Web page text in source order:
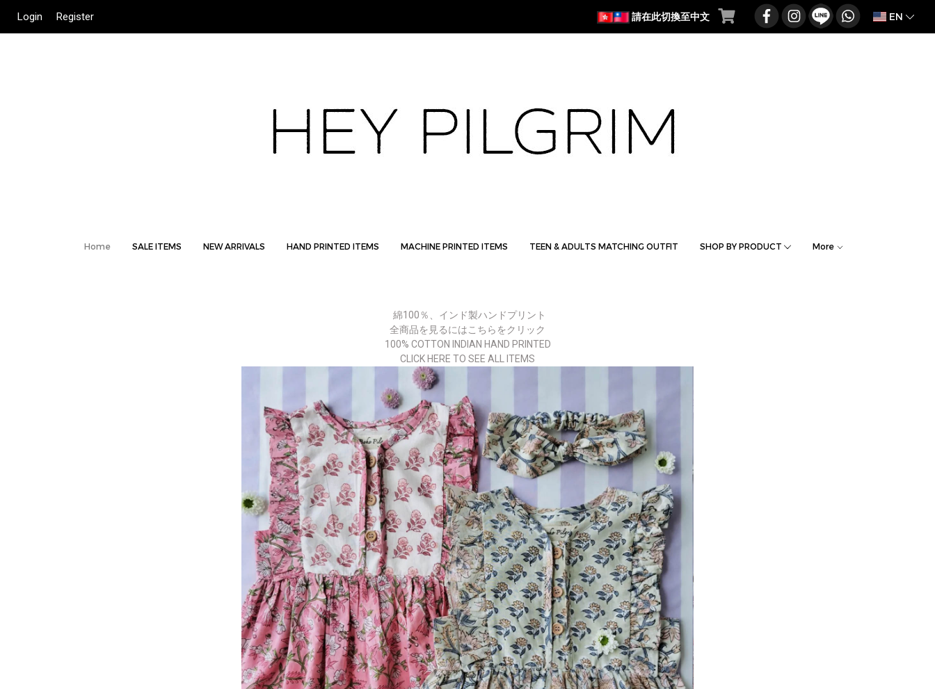
Login Register 請在此切換至中文 EN
Home SALE ITEMS NEW ARRIVALS HAND PRINTED ITEMS MACHINE PRINTED ITEMS TEEN & ADULTS MATCHING OUTFIT SHOP BY PRODUCT More
綿100％、インド製ハンドプリント
全商品を見るにはこちらをクリック
100% COTTON INDIAN HAND PRINTED
CLICK HERE TO SEE ALL ITEMS